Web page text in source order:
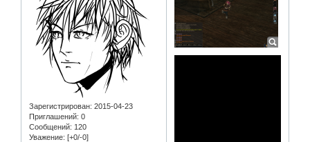
Зарегистрирован: 2015-04-23
Приглашений: 0
Сообщений: 120
Уважение: [+0/-0]